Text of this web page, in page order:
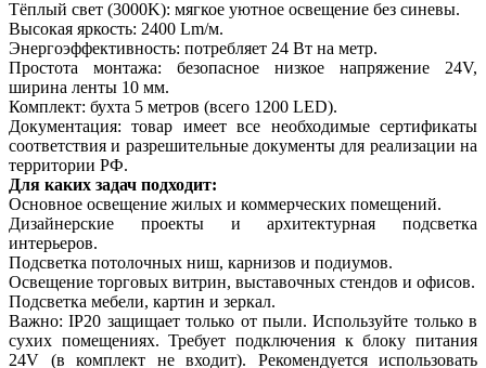
Тёплый свет (3000K): мягкое уютное освещение без синевы.
Высокая яркость: 2400 Lm/м.
Энергоэффективность: потребляет 24 Вт на метр.
Простота монтажа: безопасное низкое напряжение 24V,
ширина ленты 10 мм.
Комплект: бухта 5 метров (всего 1200 LED).
Документация: товар имеет все необходимые сертификаты
соответствия и разрешительные документы для реализации на
территории РФ.
Для каких задач подходит:
Основное освещение жилых и коммерческих помещений.
Дизайнерские проекты и архитектурная подсветка
интерьеров.
Подсветка потолочных ниш, карнизов и подиумов.
Освещение торговых витрин, выставочных стендов и офисов.
Подсветка мебели, картин и зеркал.
Важно: IP20 защищает только от пыли. Используйте только в
сухих помещениях. Требует подключения к блоку питания
24V (в комплект не входит). Рекомендуется использовать